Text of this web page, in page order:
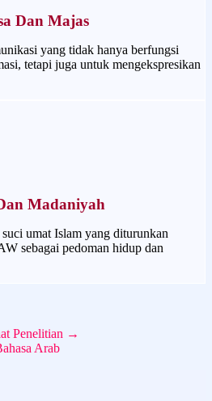
Dan Majas
yang tidak hanya berfungsi
tetapi juga untuk mengekspresikan
Madaniyah
umat Islam yang diturunkan
sebagai pedoman hidup dan
Penelitian →
Arab